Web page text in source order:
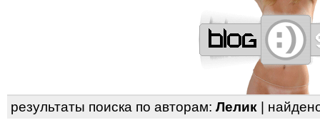
результаты поиска по авторам: Лелик |